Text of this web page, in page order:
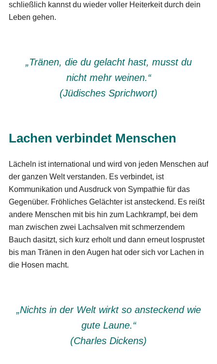
schließlich kannst du wieder voller Heiterkeit durch dein
Leben gehen.
„Tränen, die du gelacht hast, musst du
nicht mehr weinen.“
(Jüdisches Sprichwort)
Lachen verbindet Menschen
Lächeln ist international und wird von jeden Menschen auf
der ganzen Welt verstanden. Es verbindet, ist
Kommunikation und Ausdruck von Sympathie für das
Gegenüber. Fröhliches Gelächter ist ansteckend. Es reißt
andere Menschen mit bis hin zum Lachkrampf, bei dem
man zwischen zwei Lachsalven mit schmerzendem
Bauch dasitzt, sich kurz erholt und dann erneut losprustet
bis man Tränen in den Augen hat oder sich vor Lachen in
die Hosen macht.
„Nichts in der Welt wirkt so ansteckend wie
gute Laune.“
(Charles Dickens)